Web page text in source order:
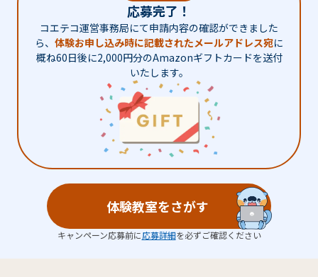
応募完了！
コエテコ運営事務局にて申請内容の確認ができました
ら、 体験お申し込み時に記載されたメールアドレス宛に
概ね60日後に2,000円分のAmazonギフトカードを送付
いたします。
体験教室をさがす
キャンペーン応募前に応募詳細を必ずご確認ください